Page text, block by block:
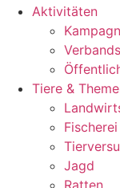
Aktivitäten
Tiere &
Fischerei
Jagd